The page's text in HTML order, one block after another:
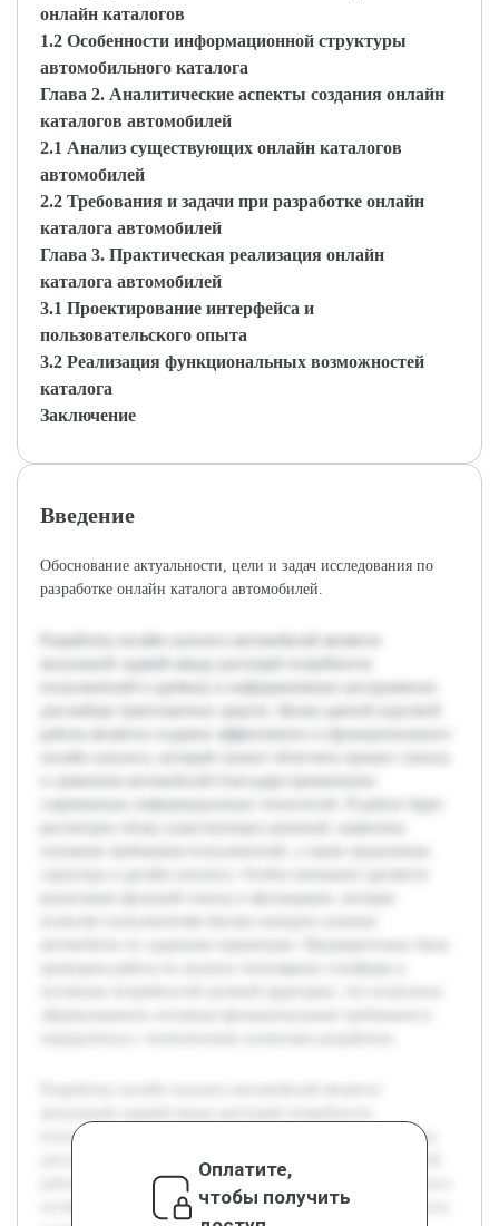
онлайн каталогов
1.2 Особенности информационной структуры
автомобильного каталога
Глава 2. Аналитические аспекты создания онлайн
каталогов автомобилей
2.1 Анализ существующих онлайн каталогов
автомобилей
2.2 Требования и задачи при разработке онлайн
каталога автомобилей
Глава 3. Практическая реализация онлайн
каталога автомобилей
3.1 Проектирование интерфейса и
пользовательского опыта
3.2 Реализация функциональных возможностей
каталога
Заключение
Введение
Обоснование актуальности, цели и задач исследования по
разработке онлайн каталога автомобилей.
пользователей в удобных и информативных инструментах
для выбора транспортных средств. Целью данной курсовой
работы является создание эффективного и функционального
онлайн каталога, который сможет облегчить процесс поиска
Оплатите,
чтобы получить